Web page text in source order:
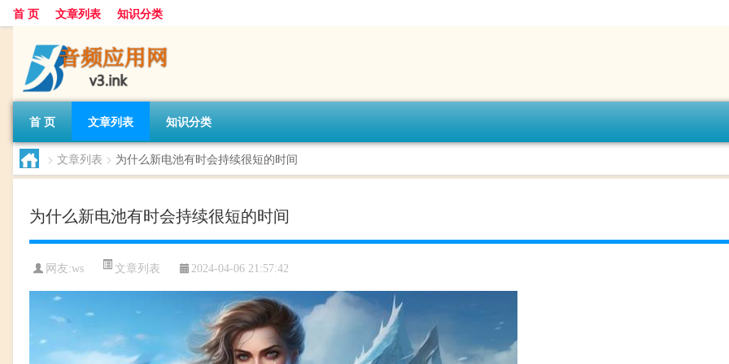
首 页 文章列表 知识分类
首 页 文章列表 知识分类
> 文章列表 > 为什么新电池有时会持续很短的时间
为什么新电池有时会持续很短的时间
网友:ws 文章列表 2024-04-06 21:57:42